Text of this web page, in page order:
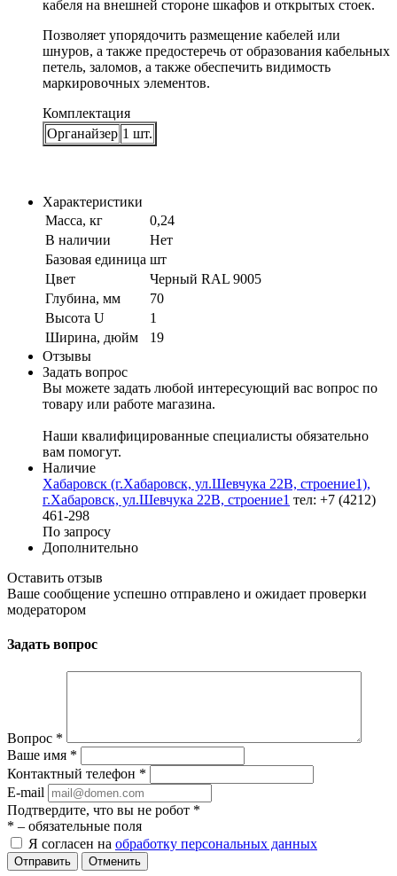
кабеля на внешней стороне шкафов и открытых стоек.
Позволяет упорядочить размещение кабелей или
шнуров, а также предостеречь от образования кабельных
петель, заломов, а также обеспечить видимость
маркировочных элементов.
Комплектация
Органайзер 1 шт.
Характеристики
Масса, кг
0,24
В наличии
Нет
Базовая единица шт
Цвет
Черный RAL 9005
Глубина, мм
70
Высота U
1
Ширина, дюйм
19
Отзывы
Задать вопрос
Вы можете задать любой интересующий вас вопрос по
товару или работе магазина.
Наши квалифицированные специалисты обязательно
вам помогут.
Наличие
Хабаровск (г.Хабаровск, ул.Шевчука 22В, строение1),
г.Хабаровск, ул.Шевчука 22В, строение1 тел: +7 (4212)
461-298
По запросу
Дополнительно
Оставить отзыв
Ваше сообщение успешно отправлено и ожидает проверки
модератором
Задать вопрос
Вопрос *
Ваше имя *
Контактный телефон *
E-mail
Подтвердите, что вы не робот *
* – обязательные поля
Я согласен на обработку персональных данных
Отменить